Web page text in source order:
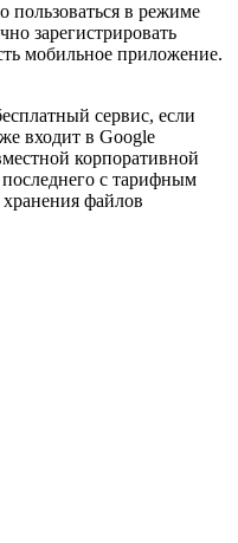
в режиме
зарегистрировать
мобильное приложение.
сервис, если
входит в Google
корпоративной
с тарифным
файлов